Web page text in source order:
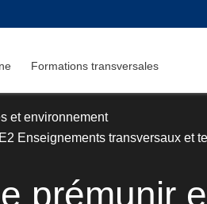
Formations transversales
et environnement
Enseignements transversaux et
prémunir